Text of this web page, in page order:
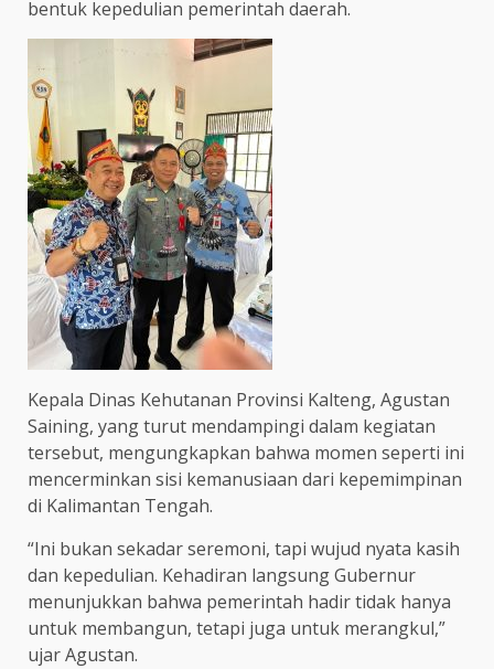
bentuk kepedulian pemerintah daerah.
Kepala Dinas Kehutanan Provinsi Kalteng, Agustan
Saining, yang turut mendampingi dalam kegiatan
tersebut, mengungkapkan bahwa momen seperti ini
mencerminkan sisi kemanusiaan dari kepemimpinan
di Kalimantan Tengah.
“Ini bukan sekadar seremoni, tapi wujud nyata kasih
dan kepedulian. Kehadiran langsung Gubernur
menunjukkan bahwa pemerintah hadir tidak hanya
untuk membangun, tetapi juga untuk merangkul,”
ujar Agustan.